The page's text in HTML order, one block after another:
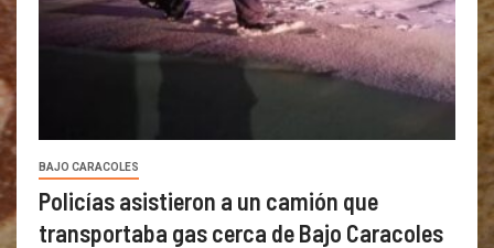
BAJO CARACOLES
Policías asistieron a un camión que
transportaba gas cerca de Bajo Caracoles